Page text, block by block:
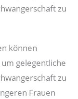
zu
können
gelegentliche
zu
Frauen